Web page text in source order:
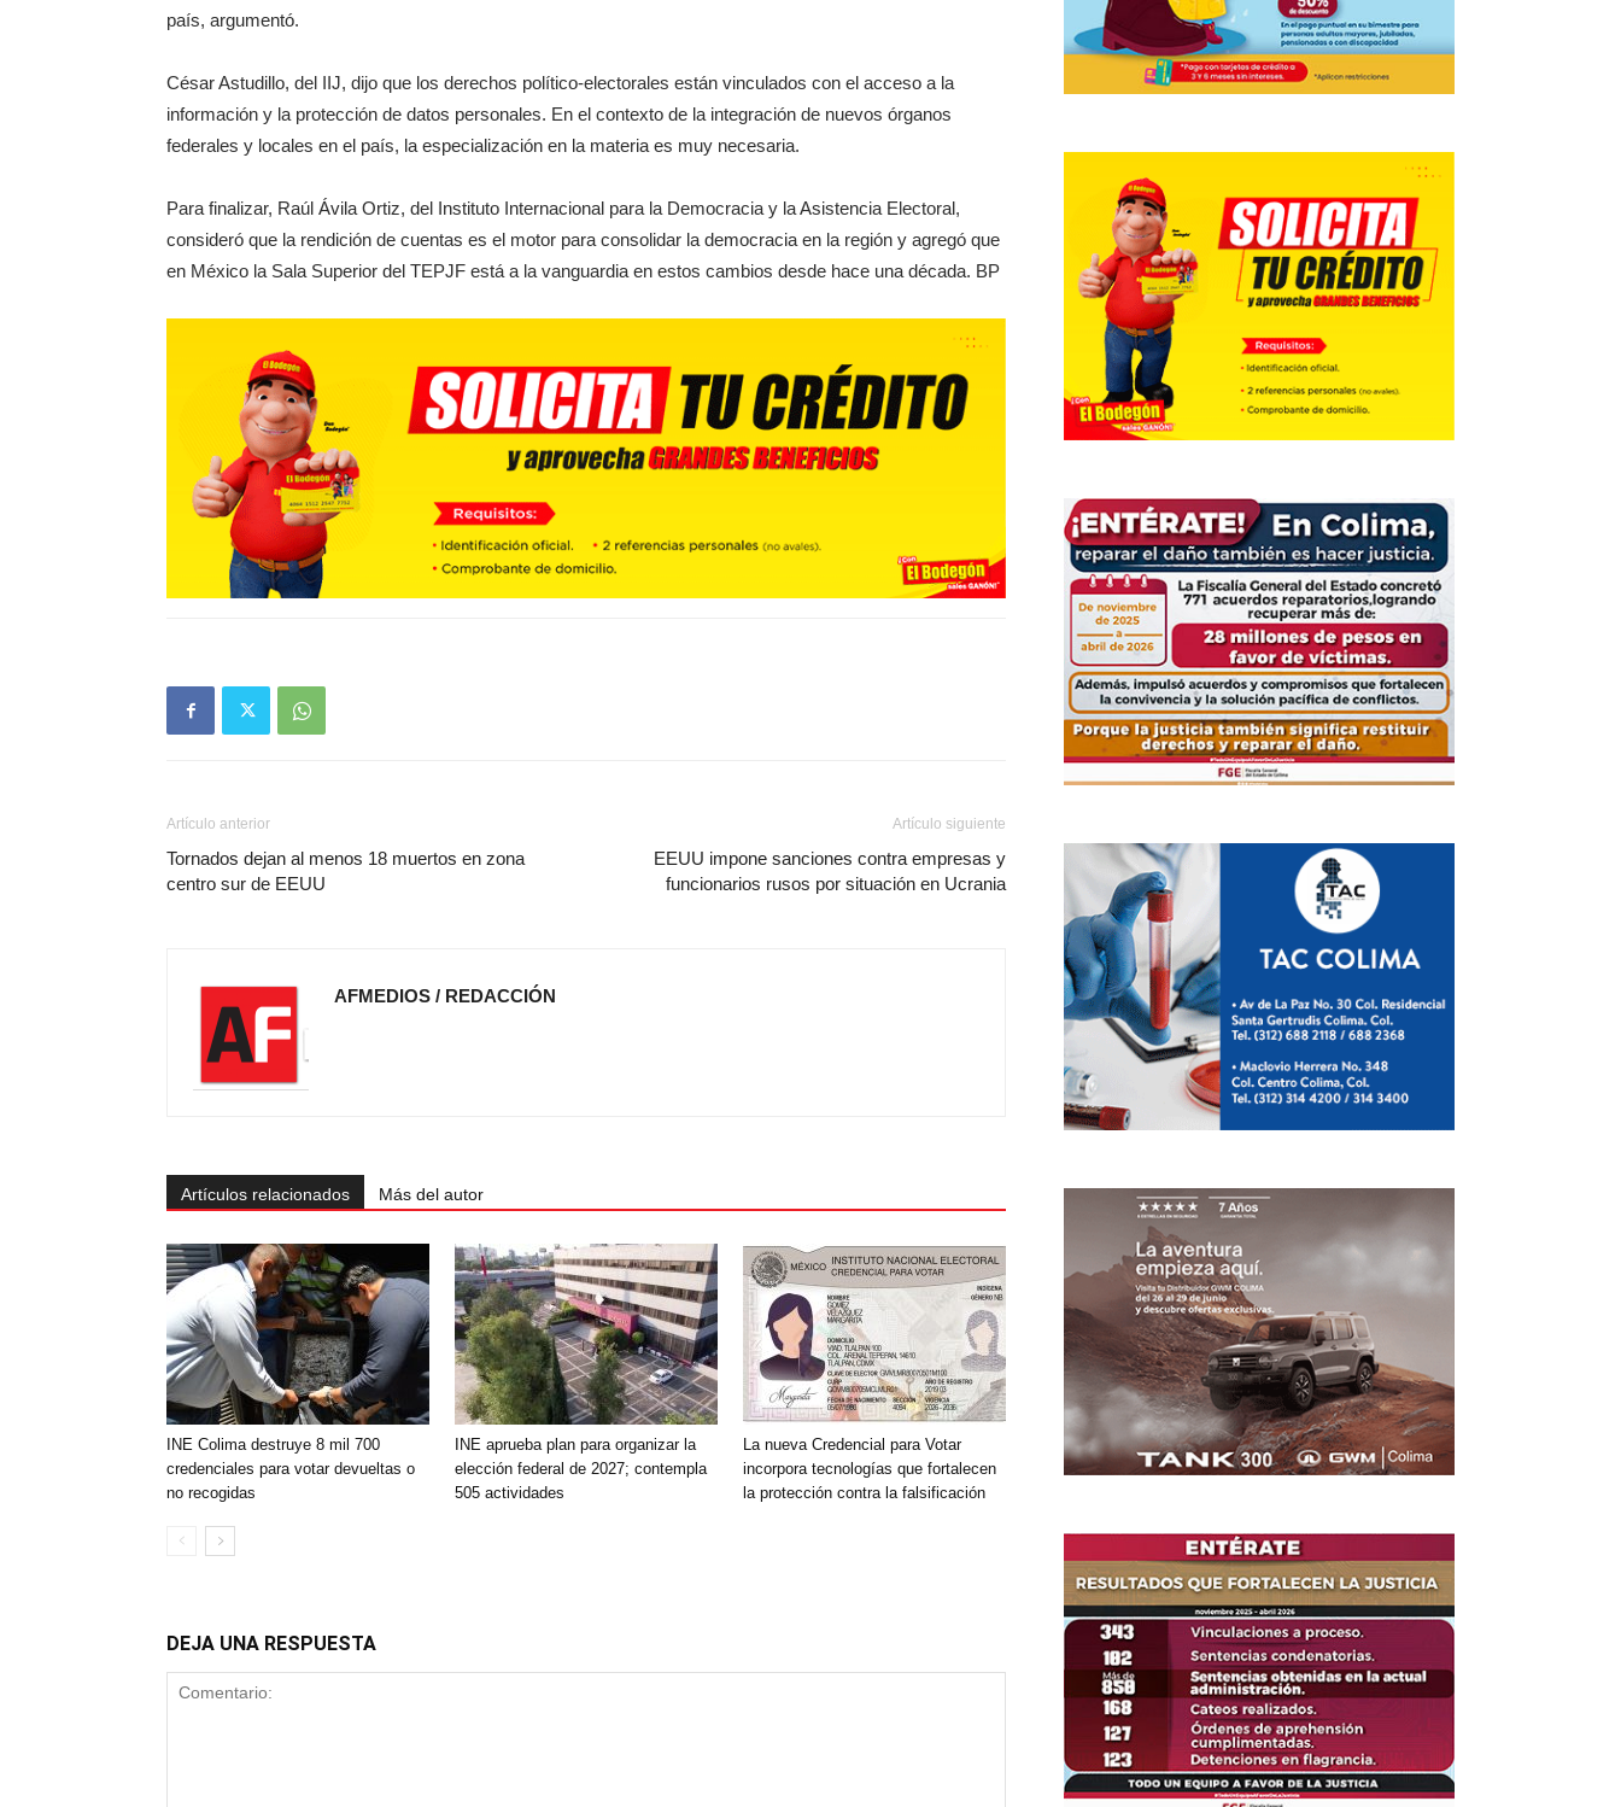
país, argumentó.
César Astudillo, del IIJ, dijo que los derechos político-electorales están vinculados con el acceso a la
información y la protección de datos personales. En el contexto de la integración de nuevos órganos
federales y locales en el país, la especialización en la materia es muy necesaria.
Para finalizar, Raúl Ávila Ortiz, del Instituto Internacional para la Democracia y la Asistencia Electoral,
consideró que la rendición de cuentas es el motor para consolidar la democracia en la región y agregó que
en México la Sala Superior del TEPJF está a la vanguardia en estos cambios desde hace una década. BP
Artículo anterior
Tornados dejan al menos 18 muertos en zona
centro sur de EEUU
Artículo siguiente
EEUU impone sanciones contra empresas y
funcionarios rusos por situación en Ucrania
AFMEDIOS / REDACCIÓN
Artículos relacionados Más del autor
INE Colima destruye 8 mil 700
credenciales para votar devueltas o
no recogidas
INE aprueba plan para organizar la
elección federal de 2027; contempla
505 actividades
La nueva Credencial para Votar
incorpora tecnologías que fortalecen
la protección contra la falsificación
DEJA UNA RESPUESTA